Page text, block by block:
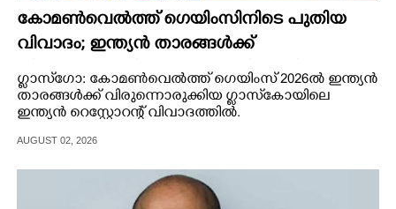
കോമൺവെൽത്ത് ഗെയിംസിനിടെ പുതിയ
വിവാദം; ഇന്ത്യൻ താരങ്ങൾക്ക്
വിരുന്നൊരുക്കിയ റെസ്റ്റോറന്റിനെതിരെ
വിമർശനം
ഗ്ലാസ്‌ഗോ: കോമൺവെൽത്ത് ഗെയിംസ് 2026ൽ ഇന്ത്യൻ
താരങ്ങൾക്ക് വിരുന്നൊരുക്കിയ ഗ്ലാസ്‌കോയിലെ
ഇന്ത്യൻ റെസ്റ്റോറന്റ് വിവാദത്തിൽ.
AUGUST 02, 2026